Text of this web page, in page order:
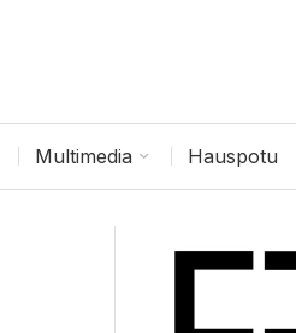
Multimedia Hauspotu